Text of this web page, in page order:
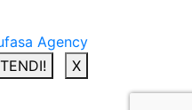
Agency
X